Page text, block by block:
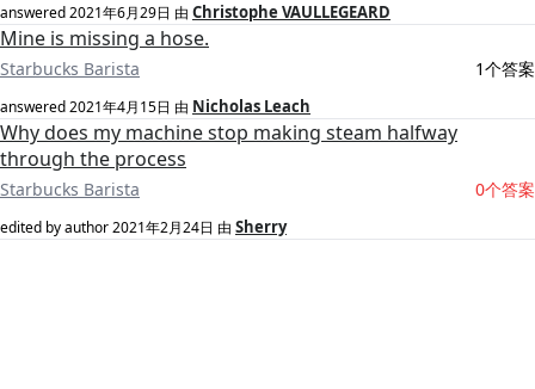
answered2021年6月29日 由 Christophe VAULLEGEARD
Mine is missing a hose.
Starbucks Barista 1个答案
answered2021年4月15日 由 Nicholas Leach
Why does my machine stop making steam halfway
through the process
Starbucks Barista 0个答案
edited by author2021年2月24日 由 Sherry